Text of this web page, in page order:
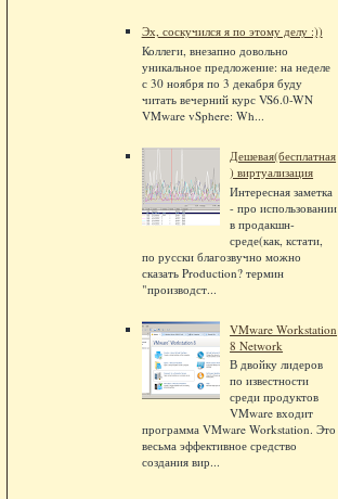
Эх, соскучился я по этому делу :))
Коллеги, внезапно довольно
уникальное предложение: на неделе
с 30 ноября по 3 декабря буду
читать вечерний курс VS6.0-WN
VMware vSphere: Wh...
Дешевая(бесплатная
) виртуализация
Интересная заметка
- про использовании
в продакшн-
среде(как, кстати,
по русски благозвучно можно
сказать Production? термин
"производст...
VMware Workstation
8 Network
В двойку лидеров
по известности
среди продуктов
VMware входит
программа VMware Workstation. Это
весьма эффективное средство
создания вир...